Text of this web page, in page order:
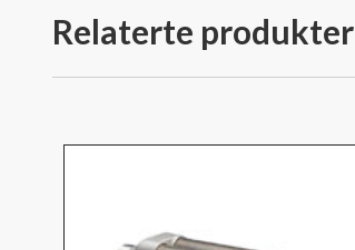
Relaterte produkter